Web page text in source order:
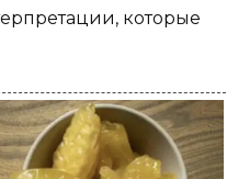
которые